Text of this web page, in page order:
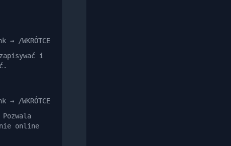
→ /WKRÓTCE
i
→ /WKRÓTCE
online